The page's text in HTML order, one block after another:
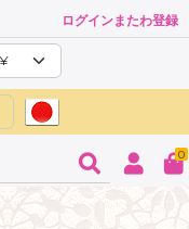
ログインまたわ登録
0